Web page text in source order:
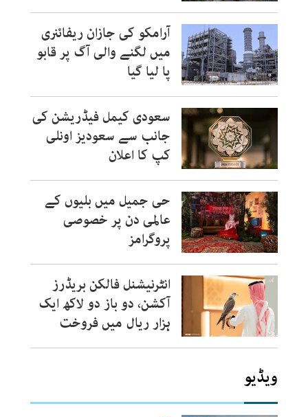
آرامکو کی جازان ریفائنری
میں لگنے والی آگ پر قابو
پا لیا گیا
سعودی کیمل فیڈریشن کی
جانب سے سعودیز اونلی
کپ کا اعلان
حی جمیل میں بلیوں کے
عالمی دن پر خصوصی
پروگرامز
انٹرنیشنل فالکن بریڈرز
آکشن، دو باز دو لاکھ ایک
ہزار ریال میں فروخت
ویڈیو